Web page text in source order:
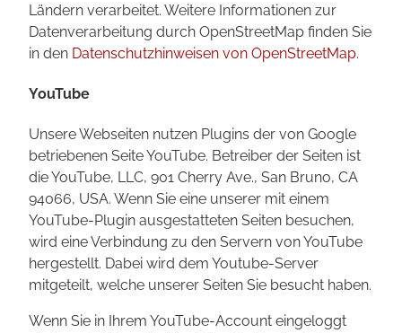
Ländern verarbeitet. Weitere Informationen zur
Datenverarbeitung durch OpenStreetMap finden Sie
in den Datenschutzhinweisen von OpenStreetMap.
YouTube
Unsere Webseiten nutzen Plugins der von Google
betriebenen Seite YouTube. Betreiber der Seiten ist
die YouTube, LLC, 901 Cherry Ave., San Bruno, CA
94066, USA. Wenn Sie eine unserer mit einem
YouTube-Plugin ausgestatteten Seiten besuchen,
wird eine Verbindung zu den Servern von YouTube
hergestellt. Dabei wird dem Youtube-Server
mitgeteilt, welche unserer Seiten Sie besucht haben.
Wenn Sie in Ihrem YouTube-Account eingeloggt